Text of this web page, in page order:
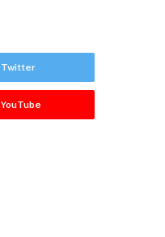
Twitter
YouTube